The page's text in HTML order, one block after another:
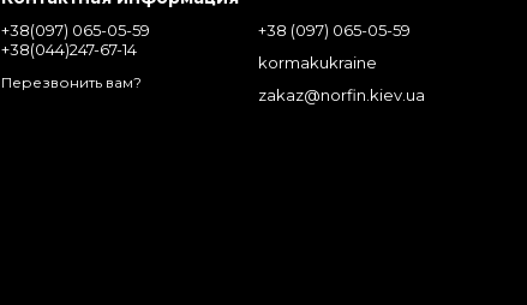
+38(097) 065-05-59
+38(044)247-67-14
Перезвонить вам?
+38 (097) 065-05-59
kormakukraine
zakaz@norfin.kiev.ua